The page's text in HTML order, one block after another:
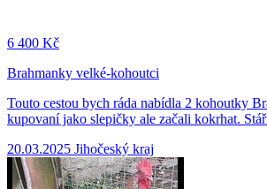
6 400 Kč
Brahmanky velké-kohoutci
Touto cestou bych ráda nabídla 2 kohoutky
kupovaní jako slepičky ale začali kokrhat.
20.03.2025 Jihočeský kraj